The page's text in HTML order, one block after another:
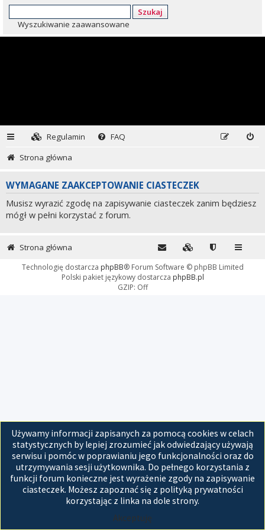
Szukaj
Wyszukiwanie zaawansowane
Regulamin
FAQ
Strona główna
WYMAGANE ZAAKCEPTOWANIE CIASTECZEK
Musisz wyrazić zgodę na zapisywanie ciasteczek zanim będziesz
mógł w pełni korzystać z forum.
Używamy informacji zapisanych za pomocą cookies w celach
statystycznych by lepiej zrozumieć jak odwiedzający używają
serwisu i pomóc w poprawianiu jego funkcjonalności oraz do
utrzymywania sesji użytkownika. Do pełnego korzystania z
funkcji forum konieczne jest wyrażenie zgody na zapisywanie
ciasteczek. Możesz zapoznać się z polityką prywatności
korzystając z linka na dole strony.
Akceptuję
Strona główna
Technologię dostarcza phpBB® Forum Software © phpBB Limited
Polski pakiet językowy dostarcza phpBB.pl
GZIP: Off